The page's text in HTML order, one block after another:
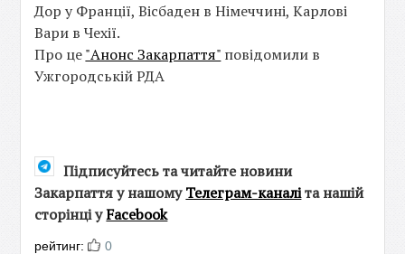
Дор у Франції, Вісбаден в Німеччині, Карлові
Вари в Чехії.
Про це"Анонс Закарпаття" повідомили в
Ужгородській РДА
Підписуйтесь та читайте новини
Закарпаття у нашомуТелеграм-каналіта нашій
сторінці уFacebook
рейтинг: 0